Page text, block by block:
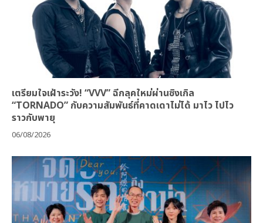
เตรียมใจเฝ้าระวัง! “VVV” ฉีกลุคใหม่ผ่านซิงเกิล
“TORNADO” กับความสัมพันธ์ที่คาดเดาไม่ได้ มาไว ไปไว
ราวกับพายุ
06/08/2026